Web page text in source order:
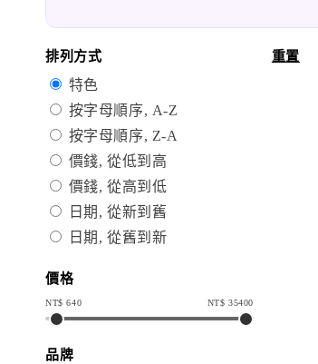
排列方式 重置
特色
按字母順序, A-Z
按字母順序, Z-A
價錢, 從低到高
價錢, 從高到低
日期, 從新到舊
日期, 從舊到新
價格
NT$640 NT$ 35400
品牌